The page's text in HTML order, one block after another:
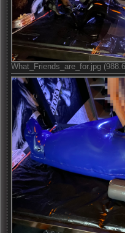
What_Friends_are_for.jpg